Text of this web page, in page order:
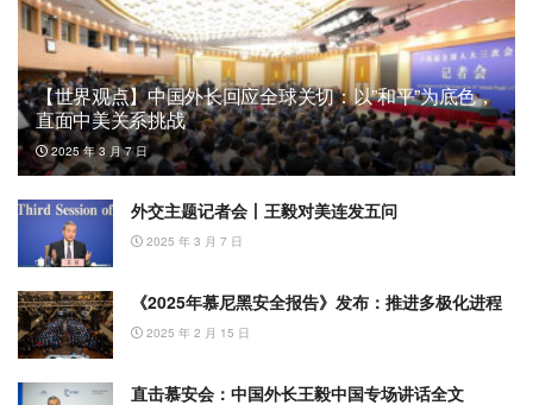
【世界观点】中国外长回应全球关切：以”和平”为底色，
直面中美关系挑战
2025 年 3 月 7 日
外交主题记者会丨王毅对美连发五问
2025 年 3 月 7 日
《2025年慕尼黑安全报告》发布：推进多极化进程
2025 年 2 月 15 日
直击慕安会：中国外长王毅中国专场讲话全文